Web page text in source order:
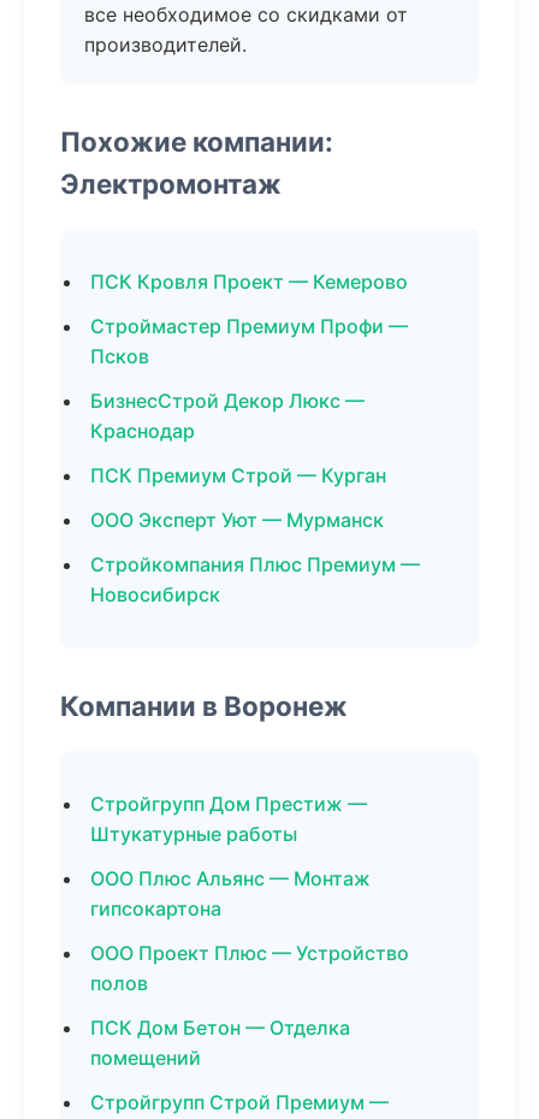
все необходимое со скидками от
производителей.
Похожие компании:
Электромонтаж
ПСК Кровля Проект — Кемерово
Строймастер Премиум Профи —
Псков
БизнесСтрой Декор Люкс —
Краснодар
ПСК Премиум Строй — Курган
ООО Эксперт Уют — Мурманск
Стройкомпания Плюс Премиум —
Новосибирск
Компании в Воронеж
Стройгрупп Дом Престиж —
Штукатурные работы
ООО Плюс Альянс — Монтаж
гипсокартона
ООО Проект Плюс — Устройство
полов
ПСК Дом Бетон — Отделка
помещений
Стройгрупп Строй Премиум —